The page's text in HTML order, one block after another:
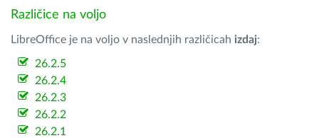
Različice na voljo
LibreOffice je na voljo v naslednjih različicah izdaj:
26.2.5
26.2.4
26.2.3
26.2.2
26.2.1